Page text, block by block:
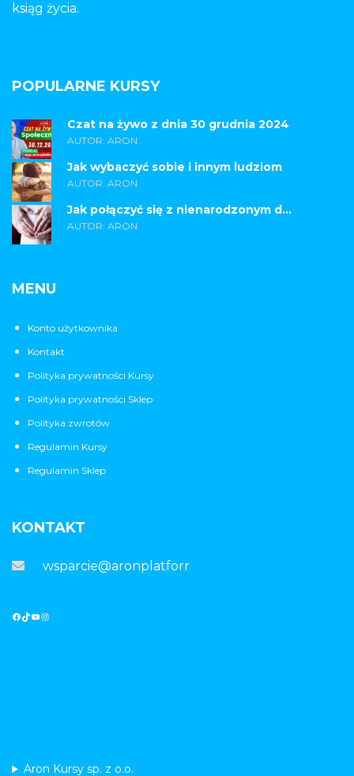
ksiąg życia.
POPULARNE KURSY
Czat na żywo z dnia 30 grudnia 2024
AUTOR: ARON
Jak wybaczyć sobie i innym ludziom
AUTOR: ARON
Jak połączyć się z nienarodzonym d...
AUTOR: ARON
MENU
Konto użytkownika
Kontakt
Polityka prywatności Kursy
Polityka prywatności Sklep
Polityka zwrotów
Regulamin Kursy
Regulamin Sklep
KONTAKT
wsparcie@aronplatforma.pl
Aron Kursy sp. z o.o.